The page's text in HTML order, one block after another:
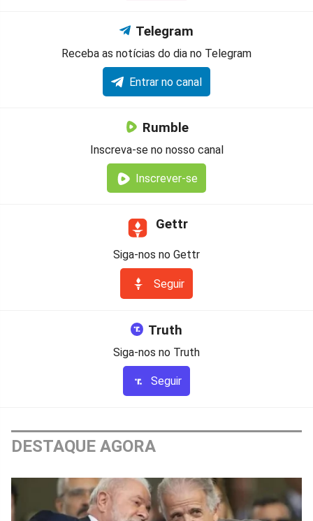
Telegram
Receba as notícias do dia no Telegram
Entrar no canal
Rumble
Inscreva-se no nosso canal
Inscrever-se
Gettr
Siga-nos no Gettr
Seguir
Truth
Siga-nos no Truth
Seguir
DESTAQUE AGORA